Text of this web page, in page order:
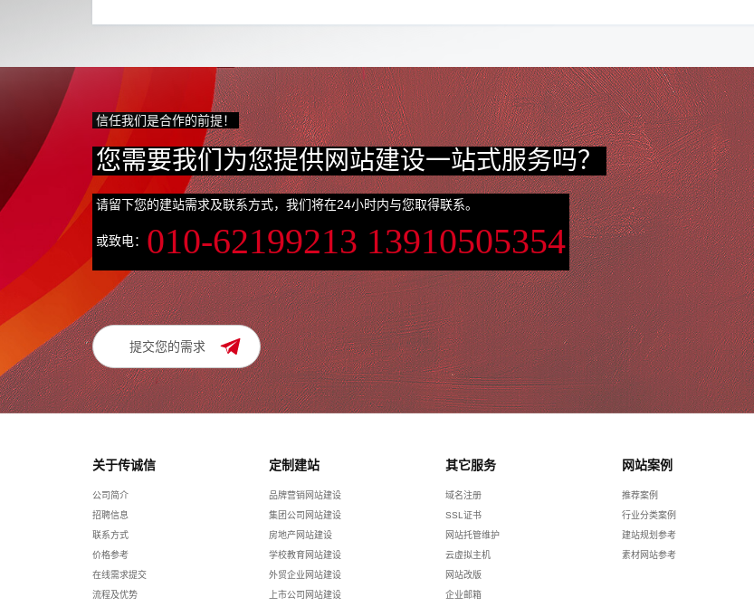
信任我们是合作的前提！
您需要我们为您提供网站建设一站式服务吗？
请留下您的建站需求及联系方式，我们将在24小时内与您取得联系。
或致电： 010-62199213 13910505354
提交您的需求
关于传诚信
公司简介
招聘信息
联系方式
价格参考
在线需求提交
流程及优势
定制建站
品牌营销网站建设
集团公司网站建设
房地产网站建设
学校教育网站建设
外贸企业网站建设
上市公司网站建设
其它服务
域名注册
SSL证书
网站托管维护
云虚拟主机
网站改版
企业邮箱
网站案例
推荐案例
行业分类案例
建站规划参考
素材网站参考